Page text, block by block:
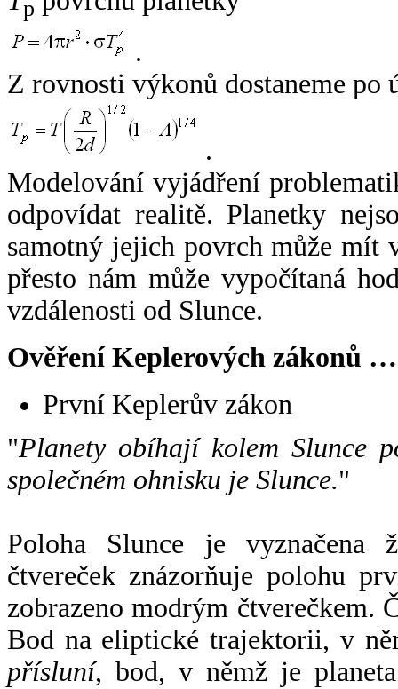
p
.
Z rovnosti výkonů dostaneme po
.
Modelování vyjádření
odpovídat realitě. Planetky
samotný jejich povrch může mít
přesto nám může vypočítaná
vzdálenosti od Slunce.
Ověření Keplerových zákonů …
První Keplerův zákon
"Planety obíhají kolem Slunce
společném ohnisku je Slunce."
Poloha Slunce je vyznačena
čtvereček znázorňuje polohu
zobrazeno modrým čtverečkem.
Bod na eliptické trajektorii, v
přísluní, bod, v němž je